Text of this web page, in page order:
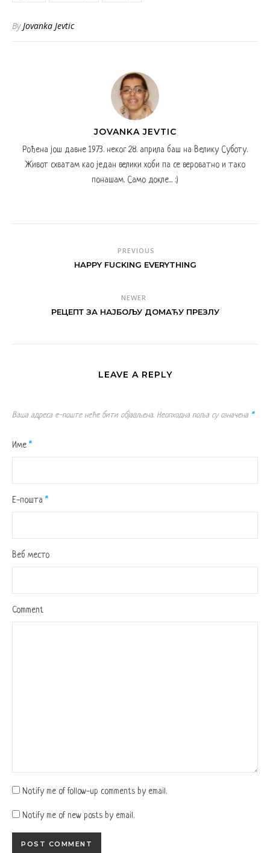
ByJovanka Jevtic
JOVANKA JEVTIC
Рођена још давне 1973. неког 28. априла баш на Велику Суботу.
Живот схватам као један велики хоби па се вероватно и тако
понашам. Само докле... :)
PREVIOUS
HAPPY FUCKING EVERYTHING
NEWER
РЕЦЕПТ ЗА НАЈБОЉУ ДОМАЋУ ПРЕЗЛУ
LEAVE A REPLY
Ваша адреса е-поште неће бити објављена. Неопходна поља су означена *
Име *
Е-пошта *
Веб место
Comment
Notify me of follow-up comments by email.
Notify me of new posts by email.